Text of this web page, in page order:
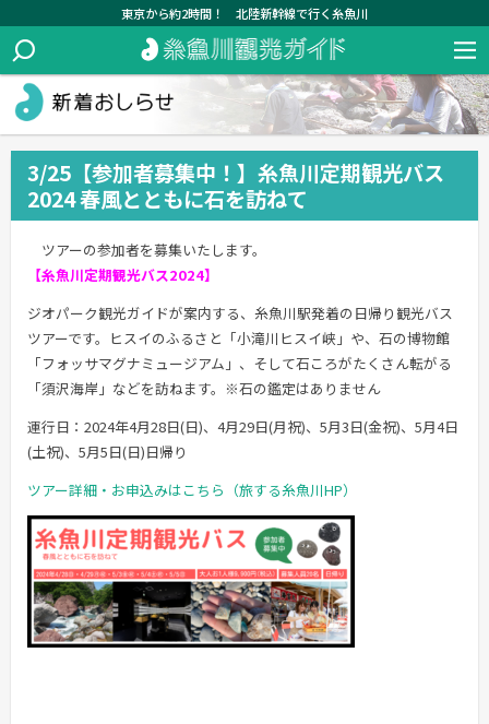
東京から約2時間！ 北陸新幹線で行く糸魚川
3/25【参加者募集中！】糸魚川定期観光バス
2024 春風とともに石を訪ねて
ツアーの参加者を募集いたします。
【糸魚川定期観光バス2024】
ジオパーク観光ガイドが案内する、糸魚川駅発着の日帰り観光バス
ツアーです。ヒスイのふるさと「小滝川ヒスイ峡」や、石の博物館
「フォッサマグナミュージアム」、そして石ころがたくさん転がる
「須沢海岸」などを訪ねます。※石の鑑定はありません
運行日：2024年4月28日(日)、4月29日(月祝)、5月3日(金祝)、5月4日
(土祝)、5月5日(日)日帰り
ツアー詳細・お申込みはこちら（旅する糸魚川HP）